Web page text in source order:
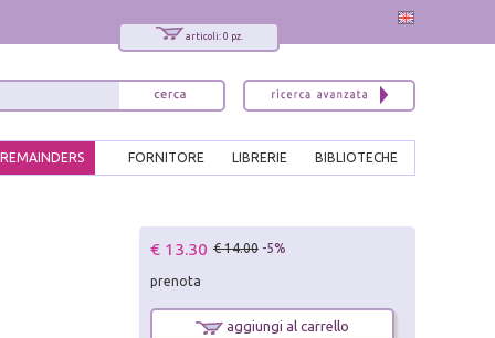
articoli: 0 pz.
BIBLIOTECHE
LIBRERIE
FORNITORE
REMAINDERS
€ 13.30 € 14.00 -5%
prenota
aggiungi al carrello
x
Interessato ai nostri libri?
Sarai informato delle nostre novità, potrai
comunque cancellarti quando desideri.